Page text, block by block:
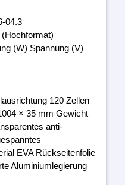
04.3
(W) Spannung (V)
120 Zellen
× 35 mm Gewicht
anti-
EVA Rückseitenfolie
Aluminiumlegierung